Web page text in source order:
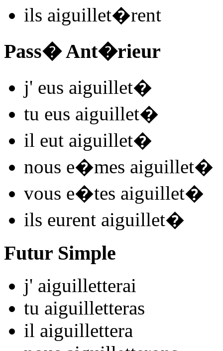
ils aiguillet�rent
Pass� Ant�rieur
j' eus aiguillet�
tu eus aiguillet�
il eut aiguillet�
nous e�mes aiguillet�
vous e�tes aiguillet�
ils eurent aiguillet�
Futur Simple
j' aiguilletterai
tu aiguilletteras
il aiguillettera